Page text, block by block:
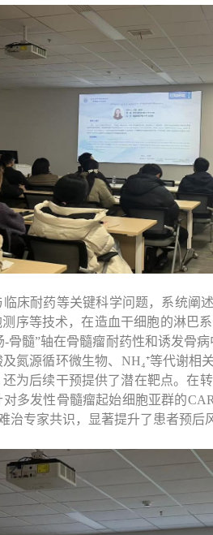
床耐药等关键科学问题，系统阐
序等技术，在造血干细胞的淋巴
-骨髓”轴在骨髓瘤耐药性和诱发骨
氮源循环微生物、 NH₄⁺等代谢相
为后续干预提供了潜在靶点。在转
对多发性骨髓瘤起始细胞亚群的
治专家共识，显著提升了患者预后